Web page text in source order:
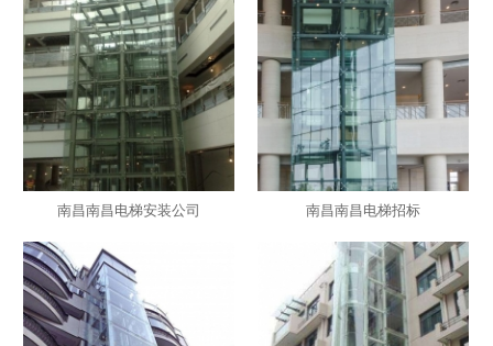
南昌南昌电梯安装公司 南昌南昌电梯招标